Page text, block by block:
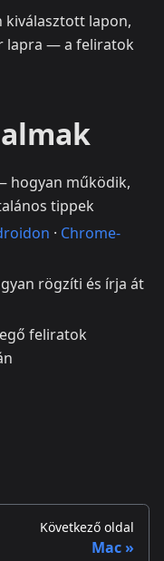
kiválasztott lapon,
lapra — a feliratok
hogyan működik,
tippek
· Chrome-
rögzíti és írja át
feliratok
Következő oldal
Mac